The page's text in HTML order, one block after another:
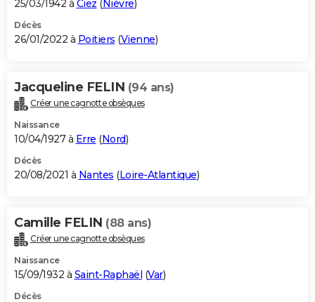
25/03/1942 à Ciez ( Nièvre)
Décès
26/01/2022 à Poitiers (Vienne)
Jacqueline FELIN (94 ans)
Créer une cagnotte obsèques
Naissance
10/04/1927 à Erre (Nord)
Décès
20/08/2021 à Nantes (Loire-Atlantique)
Camille FELIN (88 ans)
Créer une cagnotte obsèques
Naissance
15/09/1932 à Saint-Raphaël (Var)
Décès